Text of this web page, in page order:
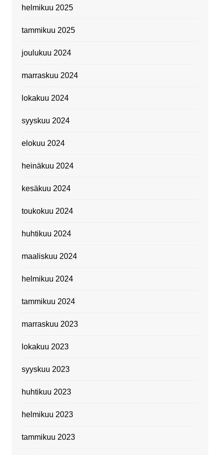
helmikuu 2025
tammikuu 2025
joulukuu 2024
marraskuu 2024
lokakuu 2024
syyskuu 2024
elokuu 2024
heinäkuu 2024
kesäkuu 2024
toukokuu 2024
huhtikuu 2024
maaliskuu 2024
helmikuu 2024
tammikuu 2024
marraskuu 2023
lokakuu 2023
syyskuu 2023
huhtikuu 2023
helmikuu 2023
tammikuu 2023